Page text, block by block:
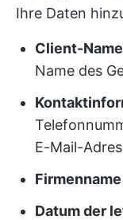
Ihre Daten
Client-Name
Name des
E-Mail-
Firmenname
Datum der